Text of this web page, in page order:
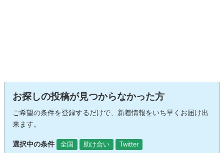
お探しの投稿が見つからなかった方
ご希望の条件を登録するだけで、新着情報をいち早くお届け出
来ます。
選択中の条件 全国 助け合い Twitter